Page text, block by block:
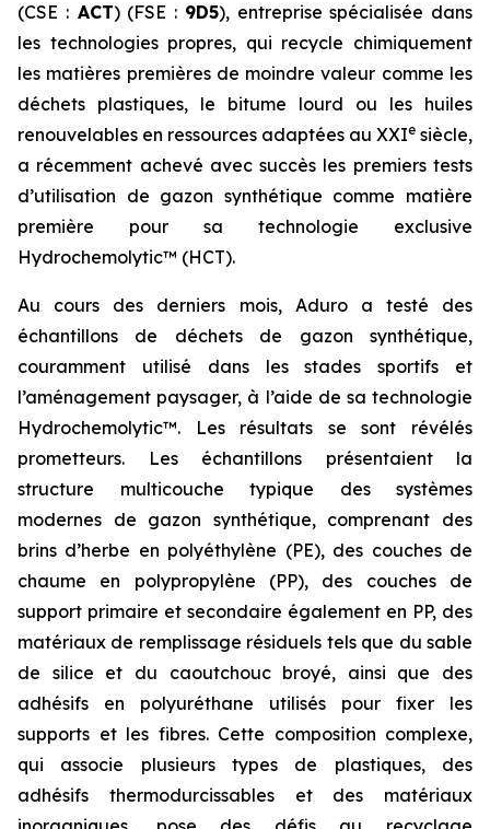
(CSE :ACT) (FSE : 9D5), entreprise spécialisée dans
les technologies propres, qui recycle chimiquement
les matières premières de moindre valeur comme les
déchets plastiques, le bitume lourd ou les huiles
renouvelables en ressources adaptées au XXIe siècle,
a récemment achevé avec succès les premiers tests
d’utilisation de gazon synthétique comme matière
première pour sa technologie exclusive
Hydrochemolytic™ (HCT).
Au cours des derniers mois, Aduro a testé des
échantillons de déchets de gazon synthétique,
couramment utilisé dans les stades sportifs et
l’aménagement paysager, à l’aide de sa technologie
Hydrochemolytic™. Les résultats se sont révélés
prometteurs. Les échantillons présentaient la
structure multicouche typique des systèmes
modernes de gazon synthétique, comprenant des
brins d’herbe en polyéthylène (PE), des couches de
chaume en polypropylène (PP), des couches de
support primaire et secondaire également en PP, des
matériaux de remplissage résiduels tels que du sable
de silice et du caoutchouc broyé, ainsi que des
adhésifs en polyuréthane utilisés pour fixer les
supports et les fibres. Cette composition complexe,
qui associe plusieurs types de plastiques, des
adhésifs thermodurcissables et des matériaux